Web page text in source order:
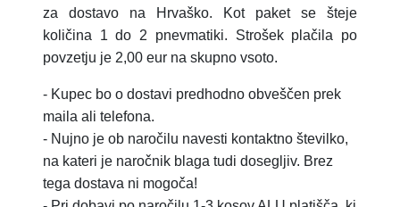
za dostavo na Hrvaško.
Kot paket se šteje
količina 1 do 2 pnevmatiki. Strošek plačila po
povzetju je 2,00 eur na skupno vsoto.
- Kupec bo o dostavi predhodno obveščen prek
maila ali telefona.
- Nujno je ob naročilu navesti kontaktno številko,
na kateri je naročnik blaga tudi dosegljiv. Brez
tega dostava ni mogoča!